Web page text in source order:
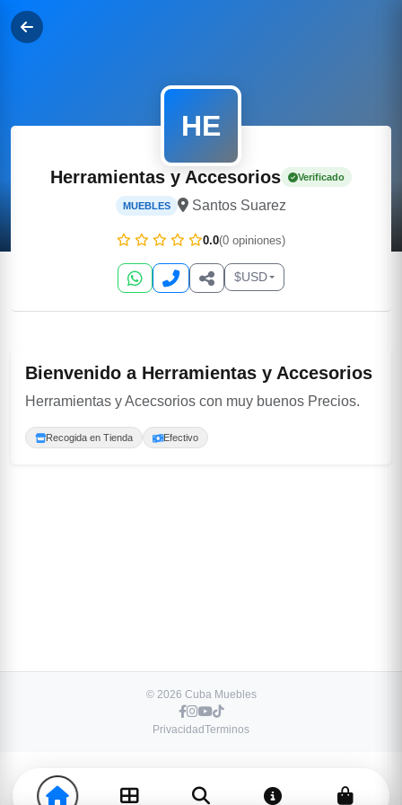
HE
Herramientas y Accesorios Verificado
MUEBLES Santos Suarez
0.0(0 opiniones)
$USD
Bienvenido a Herramientas y Accesorios
Herramientas y Acecsorios con muy buenos Precios.
Recogida en Tienda Efectivo
© 2026 Cuba Muebles
PrivacidadTerminos